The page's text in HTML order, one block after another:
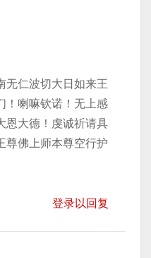
无仁波切大日如来王
！喇嘛钦诺！无上感
恩大德！虔诚祈请具
尊佛上师本尊空行护
登录以回复